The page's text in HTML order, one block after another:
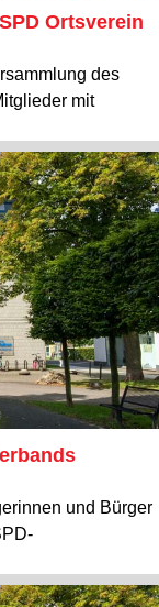
Ortsverein
des
mit
und Bürger